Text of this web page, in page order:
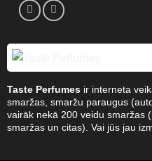
Taste Perfumesir interneta
smaržas, smaržu paraugus
vairāk nekā 200 veidu smaržas
smaržas un citas). Vai jūs jau